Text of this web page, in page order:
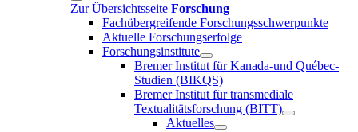
Zur Übersichtsseite Forschung
Fachübergreifende Forschungsschwerpunkte
Aktuelle Forschungserfolge
Forschungsinstitute
Bremer Institut für Kanada-und Québec-
Studien (BIKQS)
Bremer Institut für transmediale
Textualitätsforschung (BITT)
Aktuelles